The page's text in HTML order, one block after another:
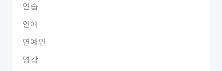
연습
연애
연예인
영감